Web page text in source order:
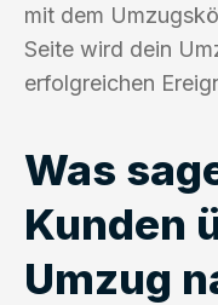
mit dem
Seite wird dein
erfolgreichen
Was
Kunden
Umzug